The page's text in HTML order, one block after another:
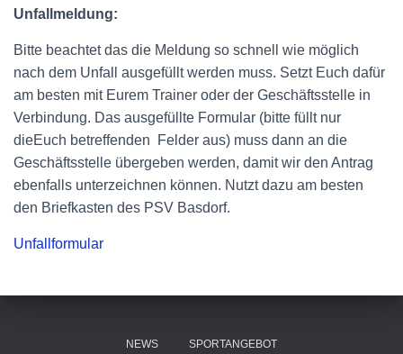
Unfallmeldung:
Bitte beachtet das die Meldung so schnell wie möglich
nach dem Unfall ausgefüllt werden muss. Setzt Euch dafür
am besten mit Eurem Trainer oder der Geschäftsstelle in
Verbindung. Das ausgefüllte Formular (bitte füllt nur
dieEuch betreffenden Felder aus) muss dann an die
Geschäftsstelle übergeben werden, damit wir den Antrag
ebenfalls unterzeichnen können. Nutzt dazu am besten
den Briefkasten des PSV Basdorf.
Unfallformular
NEWS SPORTANGEBOT